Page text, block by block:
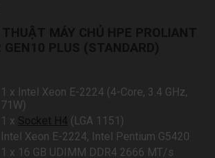
1 x Intel Xeon E-2224 (4-Core, 3.4 GHz,
71W)
1 x Socket H4 (LGA 1151)
Intel Xeon E-2224, Intel Pentium G5420
1 x 16 GB UDIMM DDR4 2666 MT/s